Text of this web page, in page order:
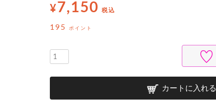
¥7,150 税込
195 ポイント
カートに入れる